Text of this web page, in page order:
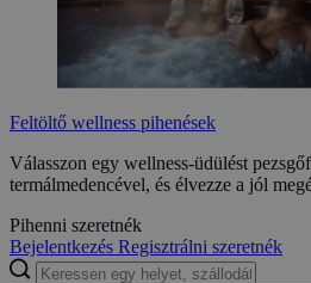
Feltöltő wellness pihenések
Válasszon egy wellness-üdülést
termálmedencével, és élvezze a jól
Pihenni szeretnék
Bejelentkezés Regisztrálni szeretnék